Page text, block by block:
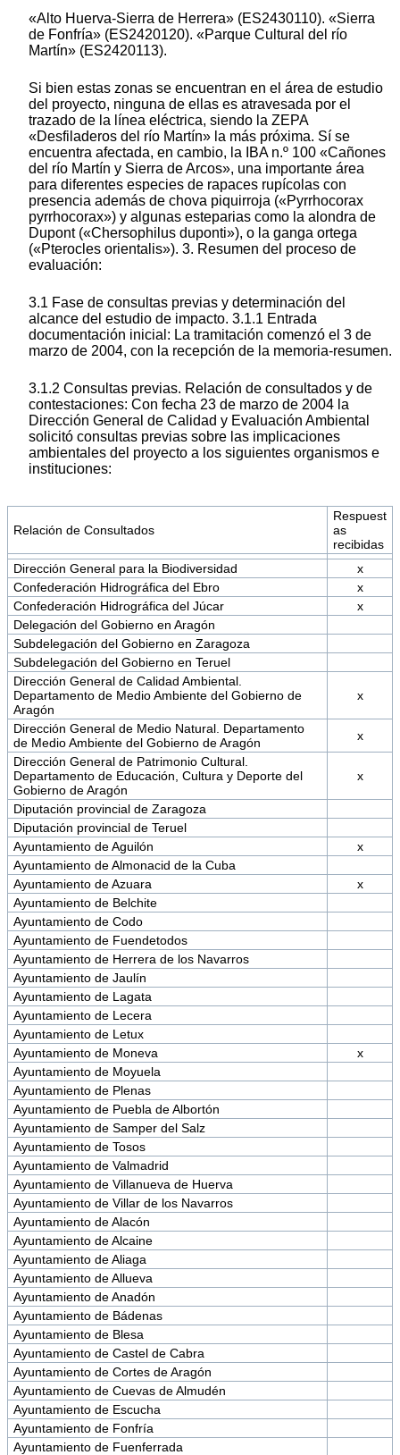
«Alto Huerva-Sierra de Herrera» (ES2430110). «Sierra
de Fonfría» (ES2420120). «Parque Cultural del río
Martín» (ES2420113).
Si bien estas zonas se encuentran en el área de estudio
del proyecto, ninguna de ellas es atravesada por el
trazado de la línea eléctrica, siendo la ZEPA
«Desfiladeros del río Martín» la más próxima. Sí se
encuentra afectada, en cambio, la IBA n.º 100 «Cañones
del río Martín y Sierra de Arcos», una importante área
para diferentes especies de rapaces rupícolas con
presencia además de chova piquirroja («Pyrrhocorax
pyrrhocorax») y algunas esteparias como la alondra de
Dupont («Chersophilus duponti»), o la ganga ortega
(«Pterocles orientalis»). 3. Resumen del proceso de
evaluación:
3.1 Fase de consultas previas y determinación del
alcance del estudio de impacto. 3.1.1 Entrada
documentación inicial: La tramitación comenzó el 3 de
marzo de 2004, con la recepción de la memoria-resumen.
3.1.2 Consultas previas. Relación de consultados y de
contestaciones: Con fecha 23 de marzo de 2004 la
Dirección General de Calidad y Evaluación Ambiental
solicitó consultas previas sobre las implicaciones
ambientales del proyecto a los siguientes organismos e
instituciones:
Relación de Consultados
Respuest
as
recibidas
Dirección General para la Biodiversidad
x
Confederación Hidrográfica del Ebro
x
Confederación Hidrográfica del Júcar
x
Delegación del Gobierno en Aragón
Subdelegación del Gobierno en Zaragoza
Subdelegación del Gobierno en Teruel
Dirección General de Calidad Ambiental.
Departamento de Medio Ambiente del Gobierno de
Aragón
x
Dirección General de Medio Natural. Departamento
de Medio Ambiente del Gobierno de Aragón
x
Dirección General de Patrimonio Cultural.
Departamento de Educación, Cultura y Deporte del
Gobierno de Aragón
x
Diputación provincial de Zaragoza
Diputación provincial de Teruel
Ayuntamiento de Aguilón
x
Ayuntamiento de Almonacid de la Cuba
Ayuntamiento de Azuara
x
Ayuntamiento de Belchite
Ayuntamiento de Codo
Ayuntamiento de Fuendetodos
Ayuntamiento de Herrera de los Navarros
Ayuntamiento de Jaulín
Ayuntamiento de Lagata
Ayuntamiento de Lecera
Ayuntamiento de Letux
Ayuntamiento de Moneva
x
Ayuntamiento de Moyuela
Ayuntamiento de Plenas
Ayuntamiento de Puebla de Albortón
Ayuntamiento de Samper del Salz
Ayuntamiento de Tosos
Ayuntamiento de Valmadrid
Ayuntamiento de Villanueva de Huerva
Ayuntamiento de Villar de los Navarros
Ayuntamiento de Alacón
Ayuntamiento de Alcaine
Ayuntamiento de Aliaga
Ayuntamiento de Allueva
Ayuntamiento de Anadón
Ayuntamiento de Bádenas
Ayuntamiento de Blesa
Ayuntamiento de Castel de Cabra
Ayuntamiento de Cortes de Aragón
Ayuntamiento de Cuevas de Almudén
Ayuntamiento de Escucha
Ayuntamiento de Fonfría
Ayuntamiento de Fuenferrada